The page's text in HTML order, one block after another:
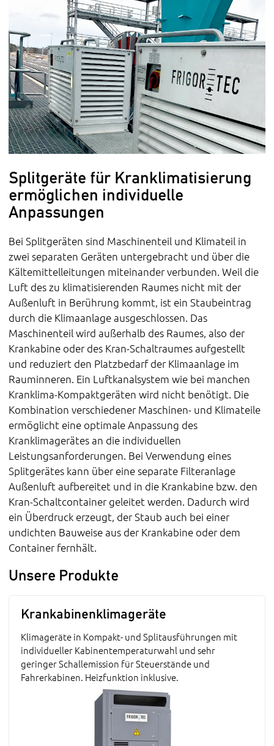
Splitgeräte für Kranklimatisierung
ermöglichen individuelle
Anpassungen
Bei Splitgeräten sind Maschinenteil und Klimateil in
zwei separaten Geräten untergebracht und über die
Kältemittelleitungen miteinander verbunden. Weil die
Luft des zu klimatisierenden Raumes nicht mit der
Außenluft in Berührung kommt, ist ein Staubeintrag
durch die Klimaanlage ausgeschlossen. Das
Maschinenteil wird außerhalb des Raumes, also der
Krankabine oder des Kran-Schaltraumes aufgestellt
und reduziert den Platzbedarf der Klimaanlage im
Rauminneren. Ein Luftkanalsystem wie bei manchen
Kranklima-Kompaktgeräten wird nicht benötigt. Die
Kombination verschiedener Maschinen- und Klimateile
ermöglicht eine optimale Anpassung des
Kranklimagerätes an die individuellen
Leistungsanforderungen. Bei Verwendung eines
Splitgerätes kann über eine separate Filteranlage
Außenluft aufbereitet und in die Krankabine bzw. den
Kran-Schaltcontainer geleitet werden. Dadurch wird
ein Überdruck erzeugt, der Staub auch bei einer
undichten Bauweise aus der Krankabine oder dem
Container fernhält.
Unsere Produkte
Krankabinenklimageräte
Klimageräte in Kompakt- und Splitausführungen mit
individueller Kabinentemperaturwahl und sehr
geringer Schallemission für Steuerstände und
Fahrerkabinen. Heizfunktion inklusive.